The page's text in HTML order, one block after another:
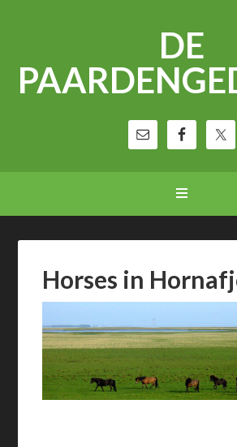
DE
Horses in